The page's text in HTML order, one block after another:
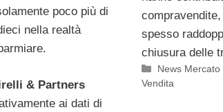
poco più di
nella realtà
& Partners
ai dati di
spesso
chiusura delle
Categorie
News Mercato
Vendita